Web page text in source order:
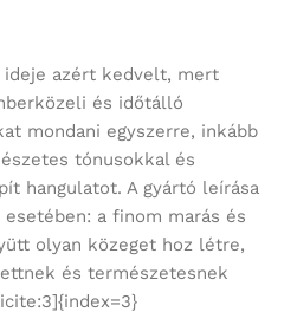
ideje azért kedvelt, mert
és időtálló
mondani egyszerre, inkább
tónusokkal és
hangulatot. A gyártó leírása
a finom marás és
olyan közeget hoz létre,
és természetesnek